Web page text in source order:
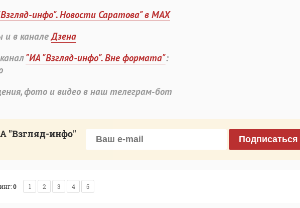
инфо". Новости Саратова" в MAX
и в каналеДзена
"ИА "Взгляд-инфо". Вне формата":
фото и видео в наш телеграм-бот
"Взгляд-инфо" Подписаться
0 1 2 3 4 5